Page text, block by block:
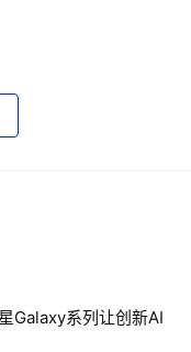
在开放存储管理软
的赞誉，被认为是业
的厂家。2003年，
软件市场上都居领先
第十家软件公司。
了信心，“EMC创造
起来，推出了对存储
Galaxy系列让创新AI